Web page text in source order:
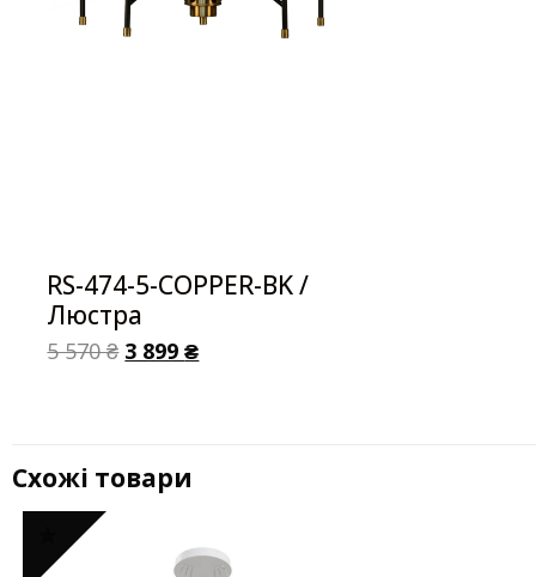
RS-474-5-COPPER-BK /
Люстра
5 570₴ 3 899₴
Схожі товари